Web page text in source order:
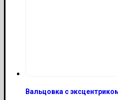
Вальцовка с